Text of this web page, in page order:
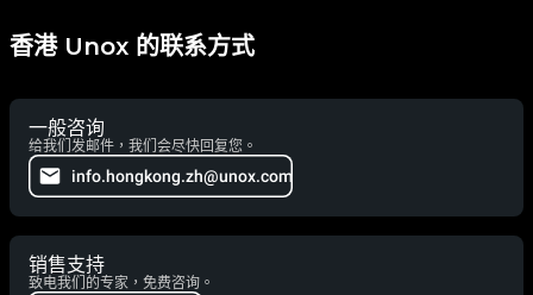
香港 Unox 的联系方式
一般咨询
给我们发邮件，我们会尽快回复您。
info.hongkong.zh@unox.com
销售支持
致电我们的专家，免费咨询。